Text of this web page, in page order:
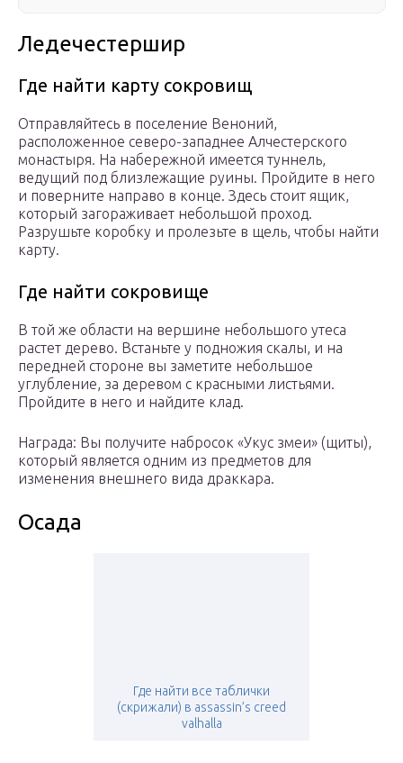
Ледечестершир
Где найти карту сокровищ
Отправляйтесь в поселение Веноний,
расположенное северо-западнее Алчестерского
монастыря. На набережной имеется туннель,
ведущий под близлежащие руины. Пройдите в него
и поверните направо в конце. Здесь стоит ящик,
который загораживает небольшой проход.
Разрушьте коробку и пролезьте в щель, чтобы найти
карту.
Где найти сокровище
В той же области на вершине небольшого утеса
растет дерево. Встаньте у подножия скалы, и на
передней стороне вы заметите небольшое
углубление, за деревом с красными листьями.
Пройдите в него и найдите клад.
Награда: Вы получите набросок «Укус змеи» (щиты),
который является одним из предметов для
изменения внешнего вида драккара.
Осада
Где найти все таблички
(скрижали) в assassin’s creed
valhalla